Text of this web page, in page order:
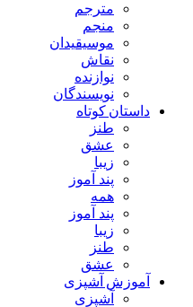
مترجم
منجم
موسیقیدان
نقاش
نوازنده
نویسندگان
داستان کوتاه
طنز
عشق
زیبا
پند آموز
همه
پند آموز
زیبا
طنز
عشق
آموزش آشپزی
آشپزی